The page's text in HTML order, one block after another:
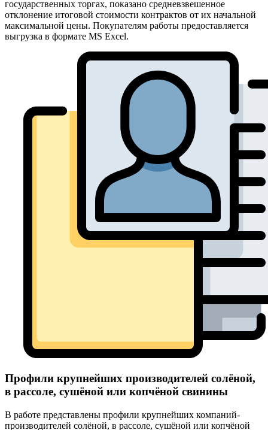
государственных торгах, показано средневзвешенное
отклонение итоговой стоимости контрактов от их начальной
максимальной цены. Покупателям работы предоставляется
выгрузка в формате MS Excel.
Профили крупнейших производителей солёной,
в рассоле, сушёной или копчёной свинины
В работе представлены профили крупнейших компаний-
производителей солёной, в рассоле, сушёной или копчёной